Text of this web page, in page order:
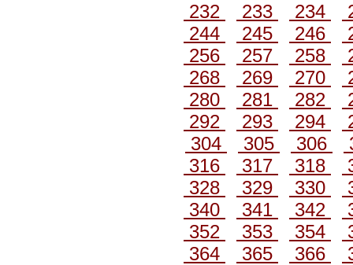
232
233 234
244
245 246
256
257 258
268
269 270
280
281 282
292
293 294
304
305 306
316
317 318
328
329 330
340
341 342
352
353 354
364
365 366